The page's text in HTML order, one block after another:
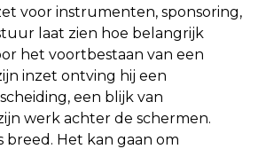
voor instrumenten, sponsoring,
laat zien hoe belangrijk
het voortbestaan van een
inzet ontving hij een
een blijk van
werk achter de schermen.
breed. Het kan gaan om